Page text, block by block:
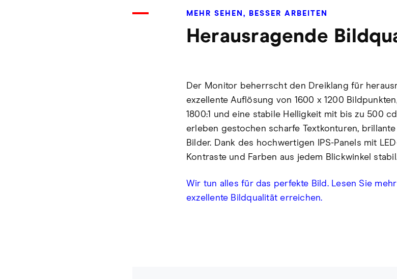
MEHR SEHEN, BESSER ARBEITEN
Herausragende
Der Monitor beherrscht den Dreiklang für
exzellente Auflösung von 1600 x 1200
1800:1 und eine stabile Helligkeit mit bis zu 500
erleben gestochen scharfe Textkonturen,
Bilder. Dank des hochwertigen IPS-Panels mit
Kontraste und Farben aus jedem Blickwinkel
Wir tun alles für das perfekte Bild. Lesen Sie
exzellente Bildqualität erreichen.